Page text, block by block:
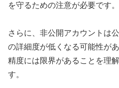
を守るための注意が必要です。
さらに、非公開アカウントは
の詳細度が低くなる可能性が
精度には限界があることを理
す。